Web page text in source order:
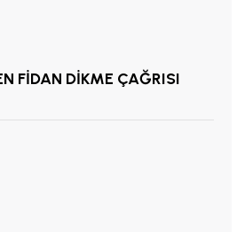
FİDAN DİKME ÇAĞRISI